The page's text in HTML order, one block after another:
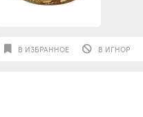
В ИЗБРАННОЕ В ИГНОР